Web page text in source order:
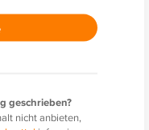
geschrieben?
nicht anbieten,